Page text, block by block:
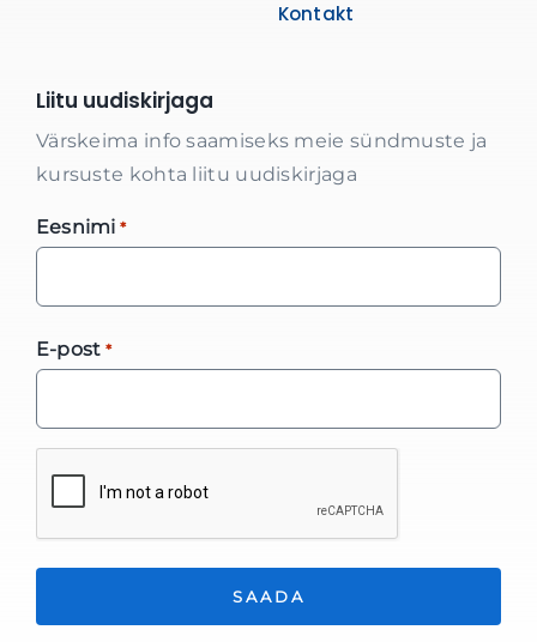
Kontakt
Liitu uudiskirjaga
Värskeima info saamiseks meie sündmuste ja
kursuste kohta liitu uudiskirjaga
Eesnimi *
E-post *